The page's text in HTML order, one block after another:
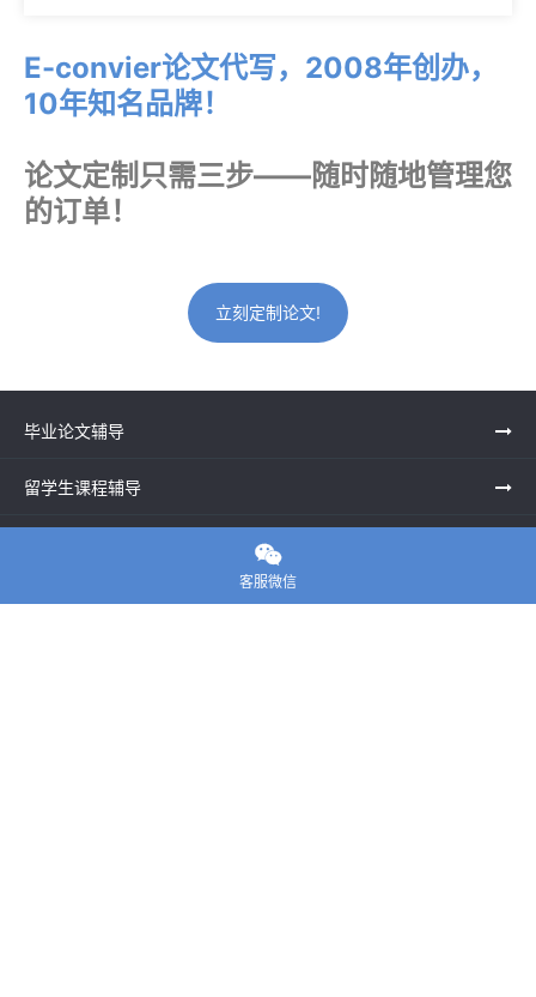
E-convier论文代写，2008年创办，
10年知名品牌！
论文定制只需三步——随时随地管理您
的订单！
立刻定制论文!
毕业论文辅导
留学生课程辅导
留学申诉服务中心

客服微信